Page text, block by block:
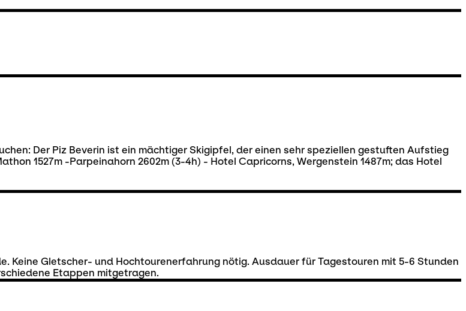
Der Piz Beverin ist ein mächtiger Skigipfel, der einen sehr speziellen gestuften Aufstieg
1527m -Parpeinahorn 2602m (3-4h) - Hotel Capricorns, Wergenstein 1487m; das Hotel
Keine Gletscher- und Hochtourenerfahrung nötig. Ausdauer für Tagestouren mit 5-6 Stunden
Etappen mitgetragen.